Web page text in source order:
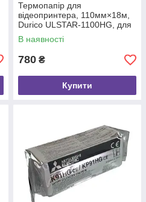
Термопапір для
відеопринтера, 110мм×18м,
Durico ULSTAR-1100HG, для
чорно-білого друку,
глянцевий, 1 шт.
В наявності
780 ₴
Купити